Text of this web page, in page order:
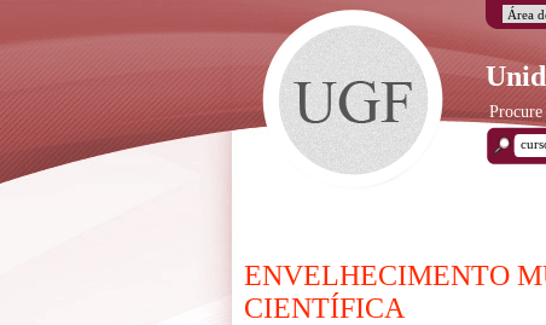
Procure
ENVELHECIMENTO
CIENTÍFICA